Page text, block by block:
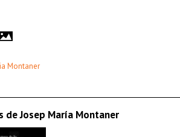
Montaner
de Josep María Montaner